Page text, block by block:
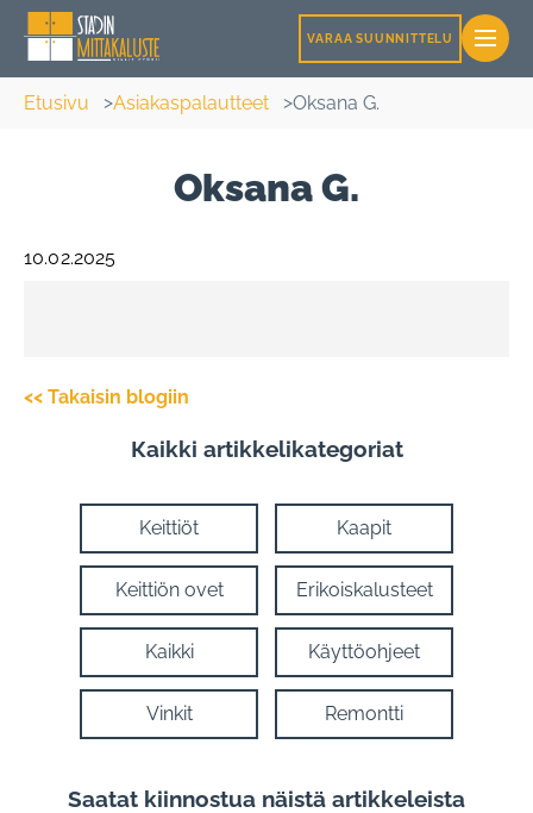
VARAA SUUNNITTELU
Etusivu Asiakaspalautteet Oksana G.
Oksana G.
10.02.2025
<< Takaisin blogiin
Кaikki artikkelikategoriat
Keittiöt Kaapit
Keittiön ovet Erikoiskalusteet
Kaikki Käyttöohjeet
Vinkit Remontti
Saatat kiinnostua näistä artikkeleista